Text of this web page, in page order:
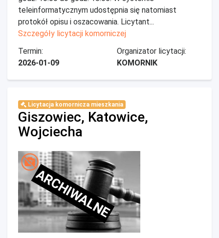
teleinformatycznym udostępnia się natomiast
protokół opisu i oszacowania. Licytant...
Szczegóły licytacji komorniczej
Termin:
2026-01-09
Organizator licytacji:
KOMORNIK
Licytacja komornicza mieszkania
Giszowiec, Katowice,
Wojciecha
ARCHIWALNE